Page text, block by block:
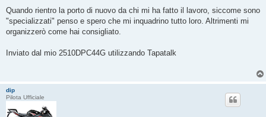
Quando rientro la porto di nuovo da chi mi ha fatto il lavoro, siccome sono
"specializzati" penso e spero che mi inquadrino tutto loro. Altrimenti mi
organizzerò come hai consigliato.
Inviato dal mio 2510DPC44G utilizzando Tapatalk
dip
Pilota Ufficiale